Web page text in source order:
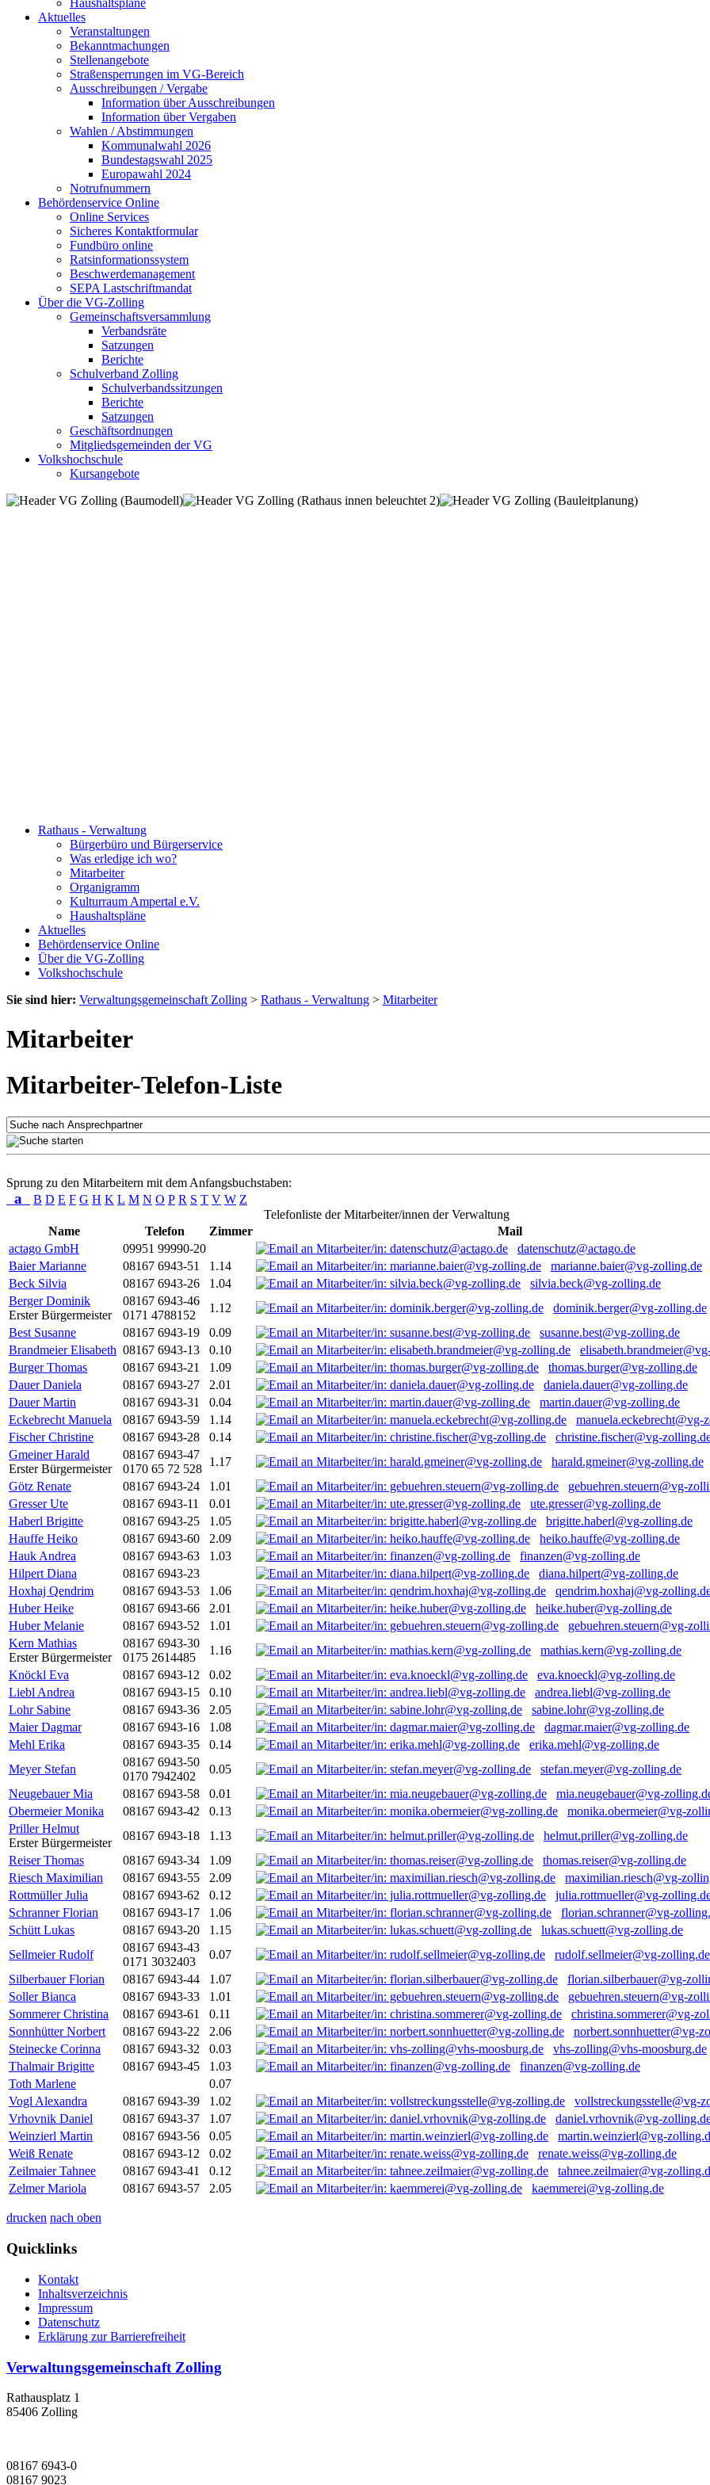
Haushaltspläne
Aktuelles
Veranstaltungen
Bekanntmachungen
Stellenangebote
Straßensperrungen im VG-Bereich
Ausschreibungen / Vergabe
Information über Ausschreibungen
Information über Vergaben
Wahlen / Abstimmungen
Kommunalwahl 2026
Bundestagswahl 2025
Europawahl 2024
Notrufnummern
Behördenservice Online
Online Services
Sicheres Kontaktformular
Fundbüro online
Ratsinformationssystem
Beschwerdemanagement
SEPA Lastschriftmandat
Über die VG-Zolling
Gemeinschaftsversammlung
Verbandsräte
Satzungen
Berichte
Schulverband Zolling
Schulverbandssitzungen
Berichte
Satzungen
Geschäftsordnungen
Mitgliedsgemeinden der VG
Volkshochschule
Kursangebote
Rathaus - Verwaltung
Bürgerbüro und Bürgerservice
Was erledige ich wo?
Mitarbeiter
Organigramm
Kulturraum Ampertal e.V.
Haushaltspläne
Aktuelles
Behördenservice Online
Über die VG-Zolling
Volkshochschule
Sie sind hier: Verwaltungsgemeinschaft Zolling > Rathaus - Verwaltung > Mitarbeiter
Mitarbeiter
Mitarbeiter-Telefon-Liste
Sprung zu den Mitarbeitern mit dem Anfangsbuchstaben:
a B D E F G H K L M N O P R S T V W Z
Telefonliste der Mitarbeiter/innen der Verwaltung
Name
Telefon Zimmer
Mail
actago GmbH
09951 99990-20
datenschutz@actago.de
Baier Marianne
08167 6943-51 1.14
marianne.baier@vg-zolling.de
Beck Silvia
08167 6943-26 1.04
silvia.beck@vg-zolling.de
Berger Dominik
Erster Bürgermeister
08167 6943-46
0171 4788152
1.12
dominik.berger@vg-zolling.de
Best Susanne
08167 6943-19 0.09
susanne.best@vg-zolling.de
Brandmeier Elisabeth 08167 6943-13 0.10
Burger Thomas
08167 6943-21 1.09
thomas.burger@vg-zolling.de
Dauer Daniela
08167 6943-27 2.01
daniela.dauer@vg-zolling.de
Dauer Martin
08167 6943-31 0.04
martin.dauer@vg-zolling.de
Eckebrecht Manuela
08167 6943-59 1.14
manuela.eckebrecht@vg-
Fischer Christine
08167 6943-28 0.14
christine.fischer@vg-
Gmeiner Harald
Erster Bürgermeister
08167 6943-47
0170 65 72 528
1.17
harald.gmeiner@vg-zolling.de
Götz Renate
08167 6943-24 1.01
gebuehren.steuern@vg-
Gresser Ute
08167 6943-11 0.01
ute.gresser@vg-zolling.de
Haberl Brigitte
08167 6943-25 1.05
brigitte.haberl@vg-zolling.de
Hauffe Heiko
08167 6943-60 2.09
heiko.hauffe@vg-zolling.de
Hauk Andrea
08167 6943-63 1.03
finanzen@vg-zolling.de
Hilpert Diana
08167 6943-23
diana.hilpert@vg-zolling.de
Hoxhaj Qendrim
08167 6943-53 1.06
qendrim.hoxhaj@vg-
Huber Heike
08167 6943-66 2.01
heike.huber@vg-zolling.de
Huber Melanie
08167 6943-52 1.01
gebuehren.steuern@vg-
Kern Mathias
Erster Bürgermeister
08167 6943-30
0175 2614485
1.16
mathias.kern@vg-zolling.de
Knöckl Eva
08167 6943-12 0.02
eva.knoeckl@vg-zolling.de
Liebl Andrea
08167 6943-15 0.10
andrea.liebl@vg-zolling.de
Lohr Sabine
08167 6943-36 2.05
sabine.lohr@vg-zolling.de
Maier Dagmar
08167 6943-16 1.08
dagmar.maier@vg-zolling.de
Mehl Erika
08167 6943-35 0.14
erika.mehl@vg-zolling.de
Meyer Stefan
08167 6943-50
0170 7942402
0.05
stefan.meyer@vg-zolling.de
Neugebauer Mia
08167 6943-58 0.01
mia.neugebauer@vg-
Obermeier Monika
08167 6943-42 0.13
monika.obermeier@vg-
Priller Helmut
Erster Bürgermeister
08167 6943-18 1.13
helmut.priller@vg-zolling.de
Reiser Thomas
08167 6943-34 1.09
thomas.reiser@vg-zolling.de
Riesch Maximilian
08167 6943-55 2.09
maximilian.riesch@vg-
Rottmüller Julia
08167 6943-62 0.12
julia.rottmueller@vg-
Schranner Florian
08167 6943-17 1.06
florian.schranner@vg-
Schütt Lukas
08167 6943-20 1.15
lukas.schuett@vg-zolling.de
Sellmeier Rudolf
08167 6943-43
0171 3032403
0.07
rudolf.sellmeier@vg-zolling.de
Silberbauer Florian
08167 6943-44 1.07
florian.silberbauer@vg-
Soller Bianca
08167 6943-33 1.01
gebuehren.steuern@vg-
Sommerer Christina
08167 6943-61 0.11
christina.sommerer@vg-
Sonnhütter Norbert
08167 6943-22 2.06
norbert.sonnhuetter@vg-
Steinecke Corinna
08167 6943-32 0.03
vhs-zolling@vhs-moosburg.de
Thalmair Brigitte
08167 6943-45 1.03
finanzen@vg-zolling.de
Toth Marlene
0.07
Vogl Alexandra
08167 6943-39 1.02
vollstreckungsstelle@vg-
Vrhovnik Daniel
08167 6943-37 1.07
daniel.vrhovnik@vg-
Weinzierl Martin
08167 6943-56 0.05
martin.weinzierl@vg-
Weiß Renate
08167 6943-12 0.02
renate.weiss@vg-zolling.de
Zeilmaier Tahnee
08167 6943-41 0.12
tahnee.zeilmaier@vg-
Zelmer Mariola
08167 6943-57 2.05 kaemmerei@vg-zolling.de
drucken nach oben
Quicklinks
Kontakt
Inhaltsverzeichnis
Impressum
Datenschutz
Erklärung zur Barrierefreiheit
Verwaltungsgemeinschaft Zolling
Rathausplatz 1
85406 Zolling
08167 6943-0
08167 9023